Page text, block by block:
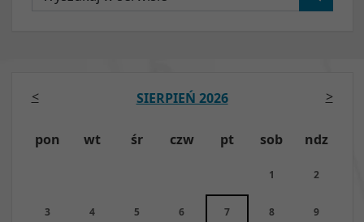
SIERPIEŃ 2026
pon wt śr czw pt sob ndz
1 2
3 4 5 6 7 8 9
< >